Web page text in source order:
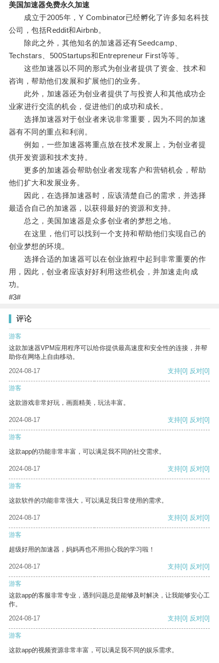
美国加速器免费永久加速
成立于2005年，Y Combinator已经孵化了许多知名科技
公司，包括Reddit和Airbnb。
除此之外，其他知名的加速器还有Seedcamp、
Techstars、500Startups和Entrepreneur First等等。
这些加速器以不同的形式为创业者提供了资金、技术和
咨询，帮助他们发展和扩展他们的业务。
此外，加速器还为创业者提供了与投资人和其他成功企
业家进行交流的机会，促进他们的成功和成长。
选择加速器对于创业者来说非常重要，因为不同的加速
器有不同的重点和利润。
例如，一些加速器将重点放在技术发展上，为创业者提
供开发资源和技术支持。
更多的加速器会帮助创业者发现客户和营销机会，帮助
他们扩大和发展业务。
因此，在选择加速器时，应该清楚自己的需求，并选择
最适合自己的加速器，以获得最好的资源和支持。
总之，美国加速器是众多创业者的梦想之地。
在这里，他们可以找到一个支持和帮助他们实现自己的
创业梦想的环境。
选择合适的加速器可以在创业旅程中起到非常重要的作
用，因此，创业者应该好好利用这些机会，并加速走向成
功。
#3#
评论
游客
这款加速器VPM应用程序可以给你提供最高速度和安全性的连接，并帮
助你在网络上自由移动。
2024-08-17
支持[0] 反对[0]
游客
这款游戏非常好玩，画面精美，玩法丰富。
2024-08-17 支持[0] 反对[0]
游客
这款app的功能非常丰富，可以满足我不同的社交需求。
2024-08-17 支持[0] 反对[0]
游客
这款软件的功能非常强大，可以满足我日常使用的需求。
2024-08-17 支持[0] 反对[0]
游客
超级好用的加速器，妈妈再也不用担心我的学习啦！
2024-08-17 支持[0] 反对[0]
游客
这款app的客服非常专业，遇到问题总是能够及时解决，让我能够安心工
作。
2024-08-17
支持[0] 反对[0]
游客
这款app的视频资源非常丰富，可以满足我不同的娱乐需求。